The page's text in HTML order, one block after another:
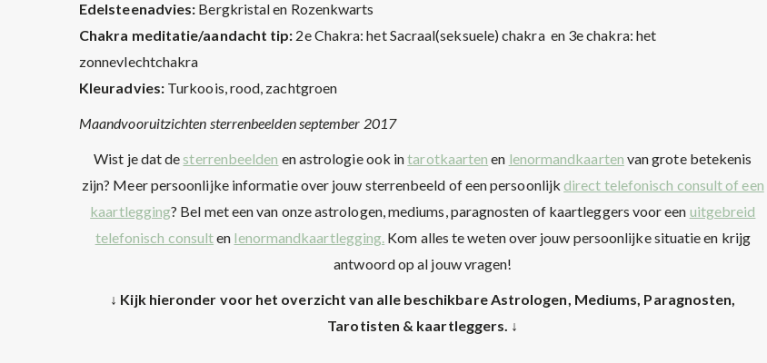
Edelsteenadvies: Bergkristal en Rozenkwarts
Chakra meditatie/aandacht tip: 2e Chakra: het Sacraal(seksuele) chakra en 3e chakra: het
zonnevlechtchakra
Kleuradvies: Turkoois, rood, zachtgroen
Maandvooruitzichten sterrenbeelden september 2017
Wist je dat de sterrenbeelden en astrologie ook intarotkaarten en lenormandkaarten van grote betekenis
zijn? Meer persoonlijke informatie over jouw sterrenbeeld of een persoonlijk direct telefonisch consult of een
kaartlegging? Bel met een van onze astrologen, mediums, paragnosten of kaartleggers voor een uitgebreid
telefonisch consulten lenormandkaartlegging. Kom alles te weten over jouw persoonlijke situatie en krijg
antwoord op al jouw vragen!
↓ Kijk hieronder voor het overzicht van alle beschikbare Astrologen, Mediums, Paragnosten,
Tarotisten & kaartleggers. ↓